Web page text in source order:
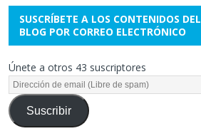
SUSCRÍBETE A LOS CONTENIDOS DEL
BLOG POR CORREO ELECTRÓNICO
Únete a otros 43 suscriptores
Suscribir